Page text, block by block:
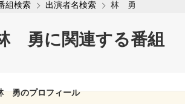
組検索 出演者名検索 林 勇
勇に関連する番組
勇のプロフィール